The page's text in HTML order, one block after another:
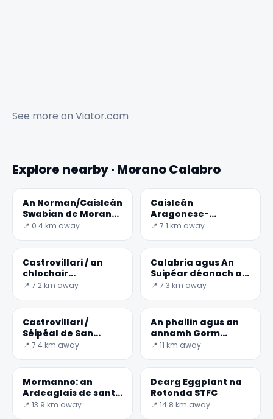
See more on Viator.com
Explore nearby · Morano Calabro
An Norman/Caisleán
Swabian de Morano
Calabro
📍 0.4 km away
Caisleán
Aragonese-
Castrovillari
📍 7.1 km away
Castrovillari / an
chlochair
Bproinsiasach agus
Trinità
📍 7.2 km away
Calabria agus An
Suipéar déanach ag
Leonardo da Vinci
📍 7.3 km away
Castrovillari /
Séipéal de San
Giuliano agus ard-
Ealaíne Naofa
📍 7.4 km away
An phailin agus an
annamh Gorm
Ciaróg
📍 11 km away
Mormanno: an
Ardeaglais de santa
Maria del Colle
📍 13.9 km away
Dearg Eggplant na
Rotonda STFC
📍 14.8 km away